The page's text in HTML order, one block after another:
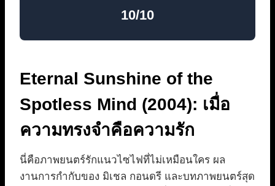
10/10
Eternal Sunshine of the
Spotless Mind (2004): เมื่อ
ความทรงจำคือความรัก
นี่คือภาพยนตร์รักแนวไซไฟที่ไม่เหมือนใคร ผล
งานการกำกับของ มิเชล กอนดรี และบทภาพยนตร์สุด